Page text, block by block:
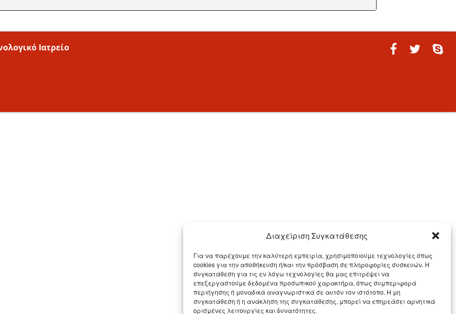
Διαχείριση Συγκατάθεσης
Για να παρέχουμε την καλύτερη εμπειρία, χρησιμοποιούμε τεχνολογίες όπως
cookies για την αποθήκευση ή/και την πρόσβαση σε πληροφορίες συσκευών. Η
συγκατάθεση για τις εν λόγω τεχνολογίες θα μας επιτρέψει να
επεξεργαστούμε δεδομένα προσωπικού χαρακτήρα, όπως συμπεριφορά
περιήγησης ή μοναδικά αναγνωριστικά σε αυτόν τον ιστότοπο. Η μη
συγκατάθεση ή η ανάκληση της συγκατάθεσης, μπορεί να επηρεάσει αρνητικά
ορισμένες λειτουργίες και δυνατότητες.
Ιατρείο